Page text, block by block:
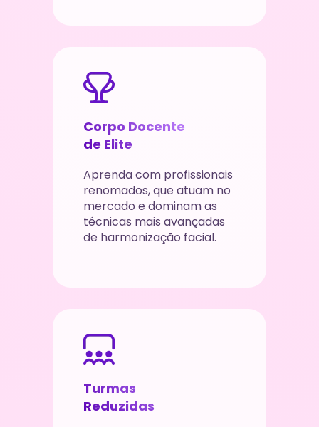
Turmas
Reduzidas
Corpo Docente
de Elite
Aprenda com profissionais
renomados, que atuam no
mercado e dominam as
técnicas mais avançadas
de harmonização facial.